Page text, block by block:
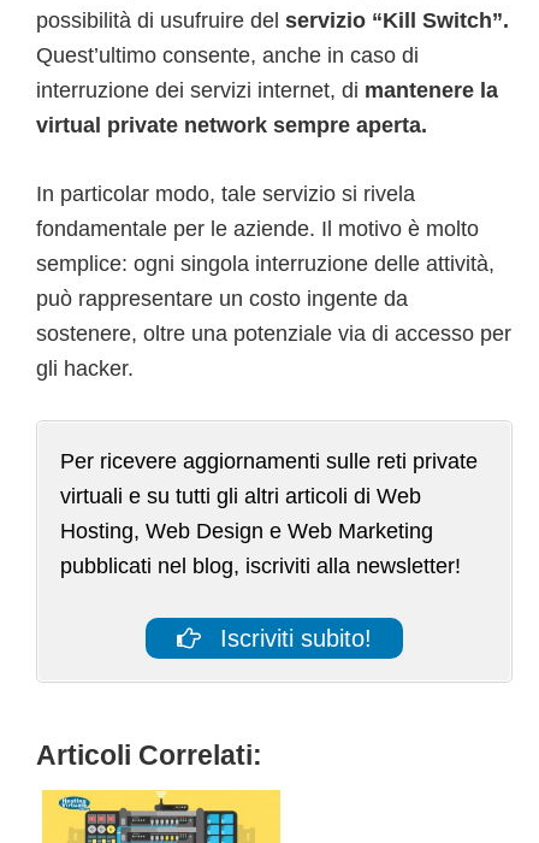
possibilità di usufruire del servizio “Kill Switch”.
Quest’ultimo consente, anche in caso di
interruzione dei servizi internet, di mantenere la
virtual private network sempre aperta.
In particolar modo, tale servizio si rivela
fondamentale per le aziende. Il motivo è molto
semplice: ogni singola interruzione delle attività,
può rappresentare un costo ingente da
sostenere, oltre una potenziale via di accesso per
gli hacker.
Per ricevere aggiornamenti sulle reti private
virtuali e su tutti gli altri articoli di Web
Hosting, Web Design e Web Marketing
pubblicati nel blog, iscriviti alla newsletter!
Iscriviti subito!
Articoli Correlati: